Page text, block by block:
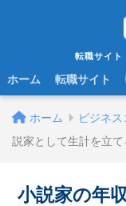
転職サイト
ホーム 転職サイト
ホーム ビジネス
説家として生計を立て
小説家の年